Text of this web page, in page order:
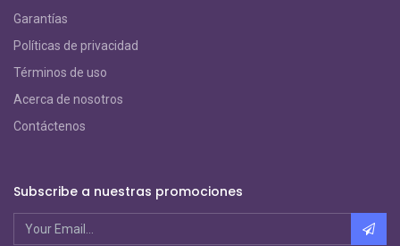
Garantías
Políticas de privacidad
Términos de uso
Acerca de nosotros
Contáctenos
Subscribe a nuestras promociones